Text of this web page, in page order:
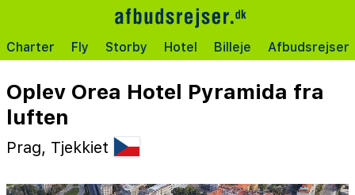
Charter Fly Storby Hotel Billeje Afbudsrejser
Oplev Orea Hotel Pyramida fra
luften
Prag, Tjekkiet